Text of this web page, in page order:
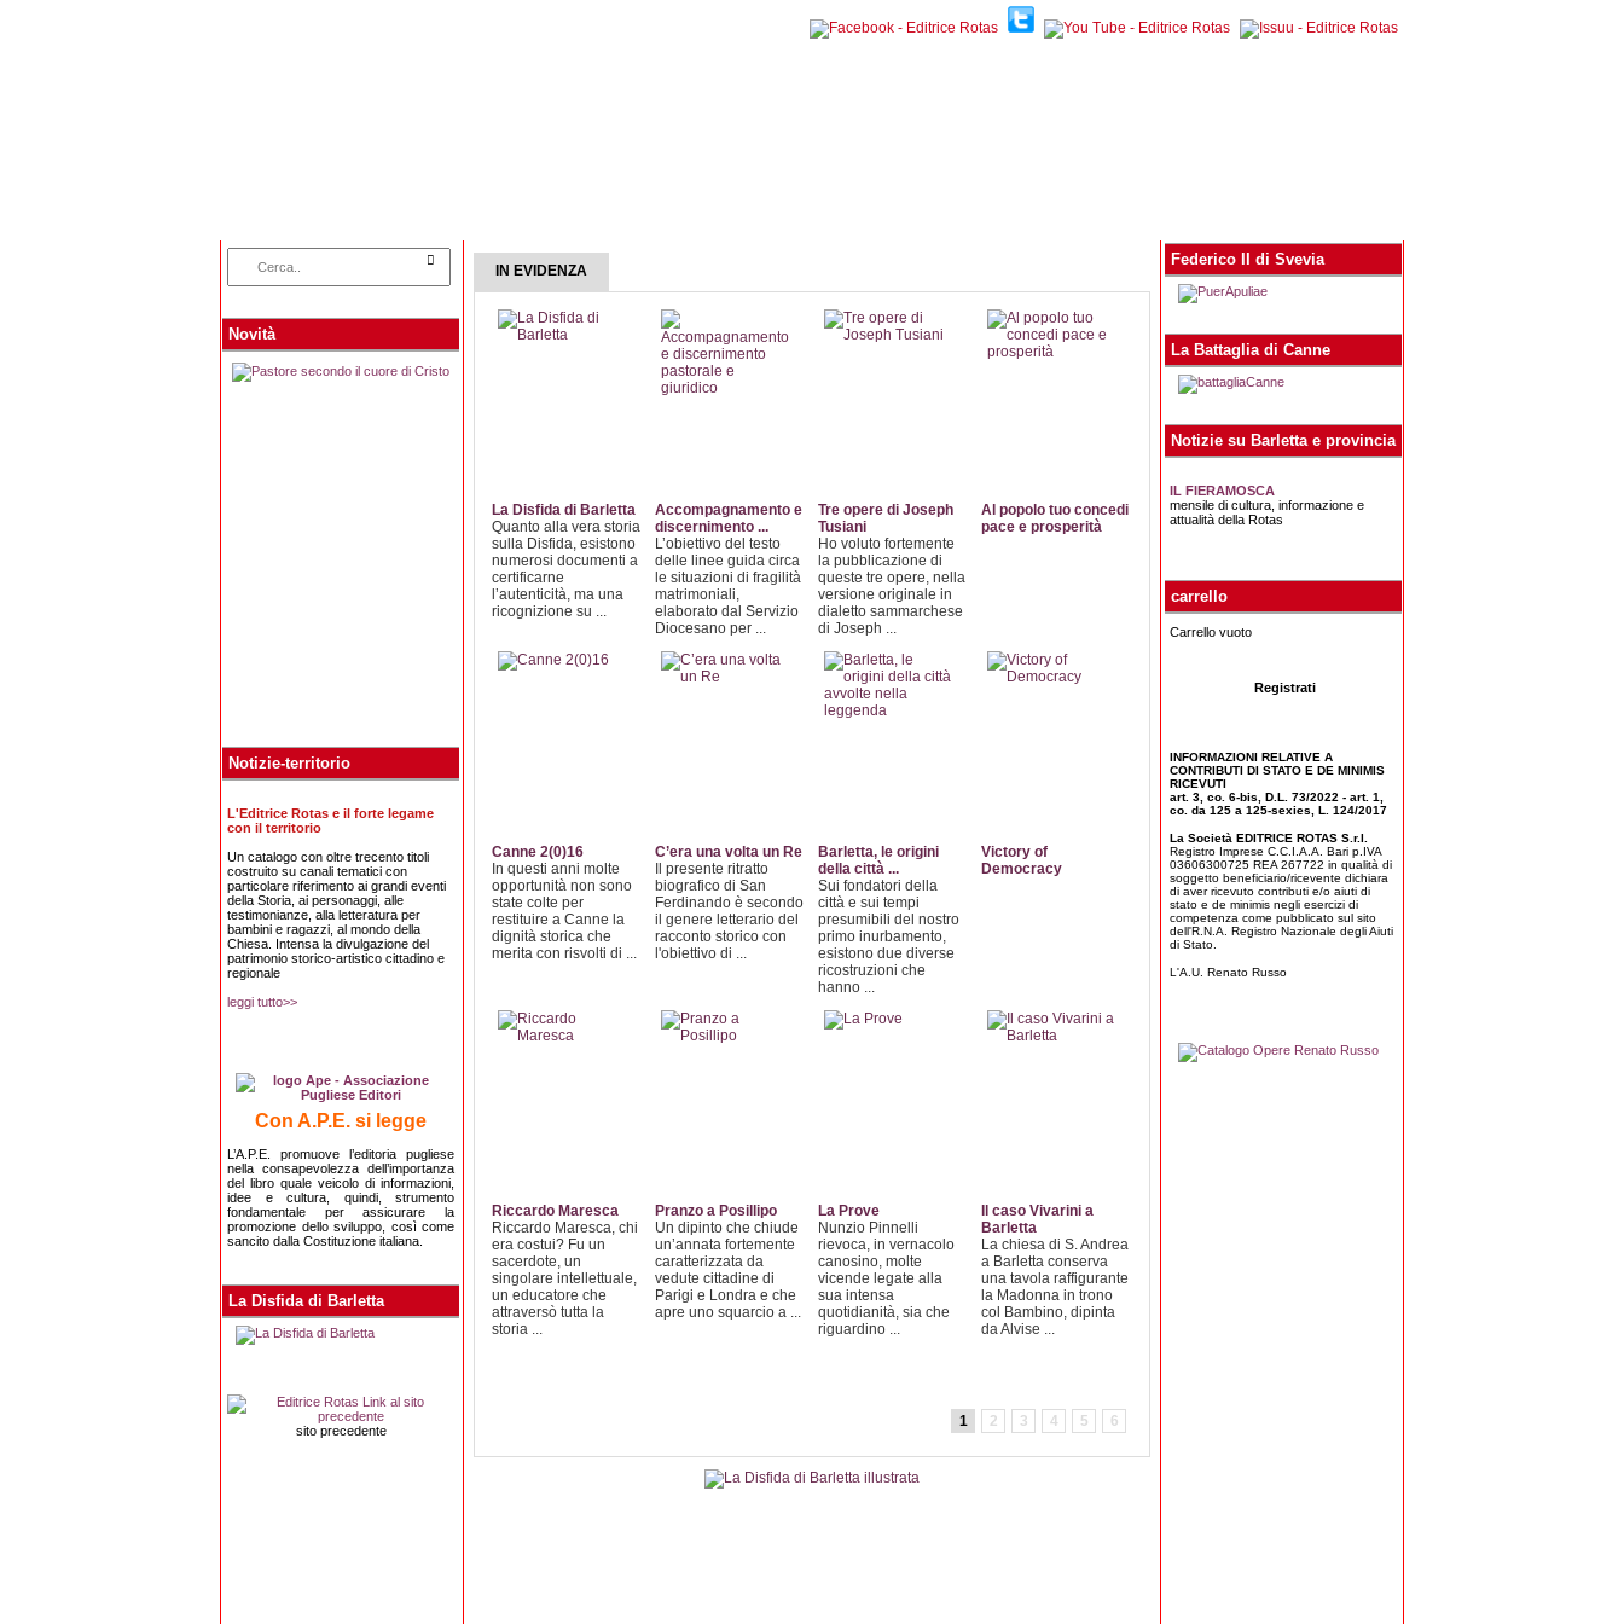
Novità
Notizie-territorio
L'Editrice Rotas e il forte legame
con il territorio
Un catalogo con oltre trecento titoli
costruito su canali tematici con
particolare riferimento ai grandi eventi
della Storia, ai personaggi, alle
testimonianze, alla letteratura per
bambini e ragazzi, al mondo della
Chiesa. Intensa la divulgazione del
patrimonio storico-artistico cittadino e
regionale
leggi tutto>>
Con A.P.E. si legge
L’A.P.E. promuove l’editoria pugliese
nella consapevolezza dell’importanza
del libro quale veicolo di informazioni,
idee e cultura, quindi, strumento
fondamentale per assicurare la
promozione dello sviluppo, così come
sancito dalla Costituzione italiana.
La Disfida di Barletta
sito precedente
IN EVIDENZA
La Disfida di Barletta
Quanto alla vera storia
sulla Disfida, esistono
numerosi documenti a
certificarne
l’autenticità, ma una
ricognizione su ...
Accompagnamento e
discernimento ...
L’obiettivo del testo
delle linee guida circa
le situazioni di fragilità
matrimoniali,
elaborato dal Servizio
Diocesano per ...
Tre opere di Joseph
Tusiani
Ho voluto fortemente
la pubblicazione di
queste tre opere, nella
versione originale in
dialetto sammarchese
di Joseph ...
Al popolo tuo concedi
pace e prosperità
Canne 2(0)16
In questi anni molte
opportunità non sono
state colte per
restituire a Canne la
dignità storica che
merita con risvolti di ...
C’era una volta un Re
Il presente ritratto
biografico di San
Ferdinando è secondo
il genere letterario del
racconto storico con
l'obiettivo di ...
Barletta, le origini
della città ...
Sui fondatori della
città e sui tempi
presumibili del nostro
primo inurbamento,
esistono due diverse
ricostruzioni che
hanno ...
Victory of
Democracy
Riccardo Maresca
Riccardo Maresca, chi
era costui? Fu un
sacerdote, un
singolare intellettuale,
un educatore che
attraversò tutta la
storia ...
Pranzo a Posillipo
Un dipinto che chiude
un’annata fortemente
caratterizzata da
vedute cittadine di
Parigi e Londra e che
apre uno squarcio a ...
La Prove
Nunzio Pinnelli
rievoca, in vernacolo
canosino, molte
vicende legate alla
sua intensa
quotidianità, sia che
riguardino ...
Il caso Vivarini a
Barletta
La chiesa di S. Andrea
a Barletta conserva
una tavola raffigurante
la Madonna in trono
col Bambino, dipinta
da Alvise ...
Cercatori di poesia
nascosta
ben scelte sanno
illuminare, migliorare,
curare sé stessi ... e
l'umanità!
Solo il cuore di un
considerazioni
riferendosi al tempo
Il sogno di Raffà
Padre Raffaele Di Bari
si è formato, fanciullo,
nella Parrocchia della
Sacra Famiglia in
Barletta sotto la guida
dell'allora ...
Il viaggio di
Blastociccio -
cubetto
C'è un posto dove si
svegliano i sogni ed è
1 2 3 4 5 6
Federico II di Svevia
La Battaglia di Canne
Notizie su Barletta e provincia
IL FIERAMOSCA
mensile di cultura, informazione e
attualità della Rotas
carrello
Carrello vuoto
Registrati
INFORMAZIONI RELATIVE A
CONTRIBUTI DI STATO E DE MINIMIS
RICEVUTI
art. 3, co. 6-bis, D.L. 73/2022 - art. 1,
co. da 125 a 125-sexies, L. 124/2017
La Società EDITRICE ROTAS S.r.l.
Registro Imprese C.C.I.A.A. Bari p.IVA
03606300725 REA 267722 in qualità di
soggetto beneficiario/ricevente dichiara
di aver ricevuto contributi e/o aiuti di
stato e de minimis negli esercizi di
competenza come pubblicato sul sito
dell'R.N.A. Registro Nazionale degli Aiuti
di Stato.
L'A.U. Renato Russo